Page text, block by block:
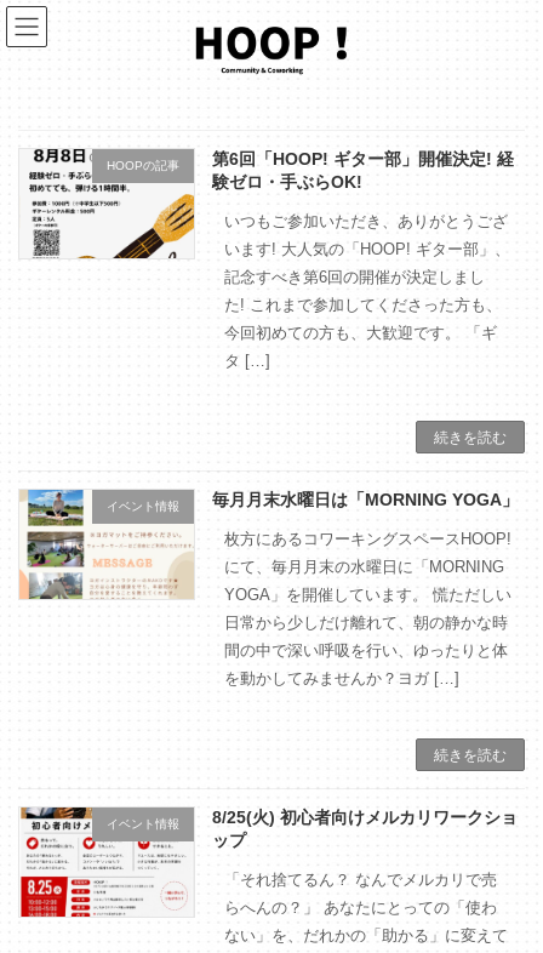
コ
ン
テ
ナ
ビ
ゲ
HOOPの記事
第6回「HOOP! ギター部」開催決定! 経
験ゼロ・手ぶらOK!
いつもご参加いただき、ありがとうござ
います! 大人気の「HOOP! ギター部」、
記念すべき第6回の開催が決定しまし
た! これまで参加してくださった方も、
今回初めての方も、大歓迎です。 「ギ
タ […]
続きを読む
イベント情報 毎月月末水曜日は「MORNING YOGA」
枚方にあるコワーキングスペースHOOP!
にて、毎月月末の水曜日に「MORNING
YOGA」を開催しています。 慌ただしい
日常から少しだけ離れて、朝の静かな時
間の中で深い呼吸を行い、ゆったりと体
を動かしてみませんか？ヨガ […]
続きを読む
イベント情報
8/25(火) 初心者向けメルカリワークショ
ップ
「それ捨てるん？ なんでメルカリで売
らへんの？」 あなたにとっての「使わ
ない」を、だれかの「助かる」に変えて